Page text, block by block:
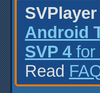
Android
SVP 4 for
Read